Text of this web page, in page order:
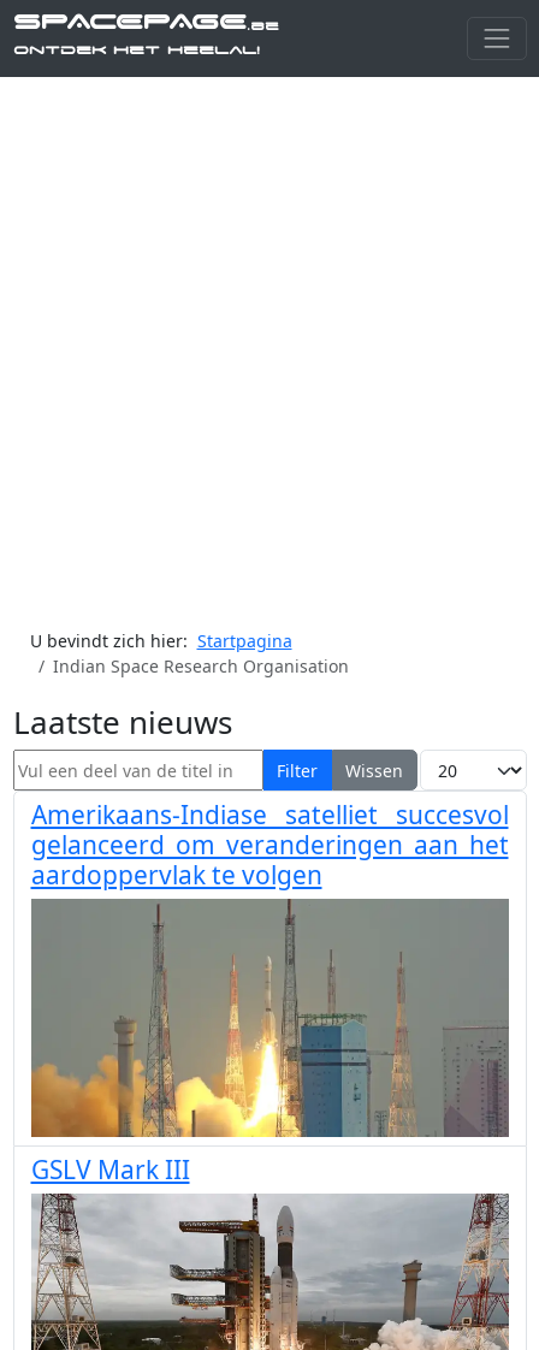
SPACEPAGE.be
Ontdek het heelal!
U bevindt zich hier: Startpagina
Indian Space Research Organisation
Laatste nieuws
Vul een deel van de titel in Filter Wissen Toon #
Amerikaans-Indiase satelliet succesvol
gelanceerd om veranderingen aan het
aardoppervlak te volgen
GSLV Mark III